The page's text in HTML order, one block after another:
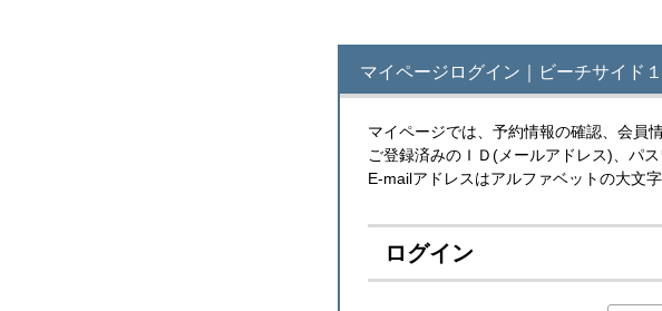
マイページログイン｜ビーチサイド
マイページでは、予約情報の確認、会員
ご登録済みのＩＤ(メールアドレス)、パ
E-mailアドレスはアルファベットの大文
ログイン